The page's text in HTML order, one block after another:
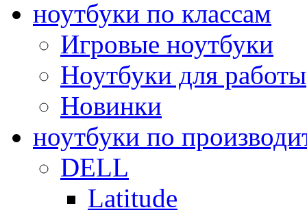
ноутбуки по классам
Игровые ноутбуки
Ноутбуки для работы
Новинки
ноутбуки по
DELL
Latitude